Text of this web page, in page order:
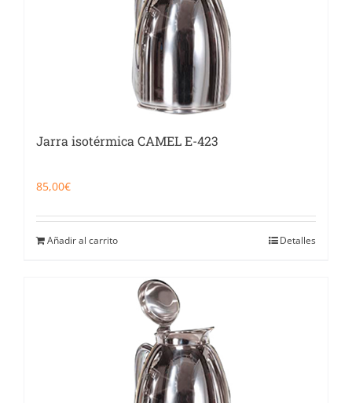
Jarra isotérmica CAMEL E-423
85,00€
Añadir al carrito Detalles